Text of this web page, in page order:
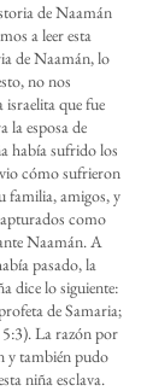
de Naamán
a leer esta
de Naamán, lo
no nos
israelita que fue
la esposa de
había sufrido los
cómo sufrieron
familia, amigos, y
como
Naamán. A
pasado, la
dice lo siguiente:
de Samaria;
5:3). La razón por
y también pudo
niña esclava.